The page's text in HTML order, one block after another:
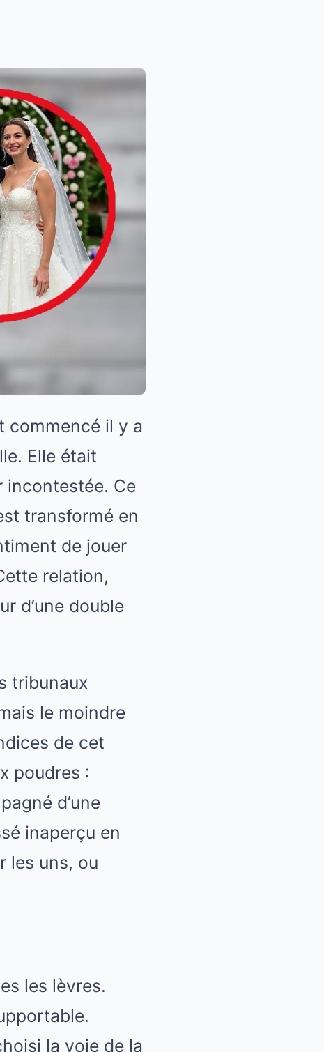
commencé il y a
Elle était
incontestée. Ce
transformé en
de jouer
relation,
d’une double
tribunaux
le moindre
de cet
poudres :
d’une
inaperçu en
les uns, ou
les lèvres.
la voie de la